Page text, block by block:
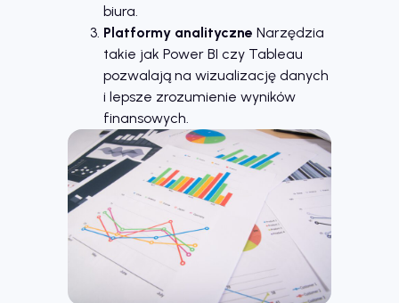
biura.
Platformy analityczne Narzędzia
takie jak Power BI czy Tableau
pozwalają na wizualizację danych
i lepsze zrozumienie wyników
finansowych.